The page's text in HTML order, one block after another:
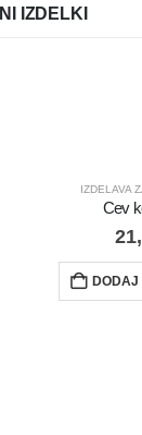
IZDELKI
IZDELAVA
Cev
DODAJ